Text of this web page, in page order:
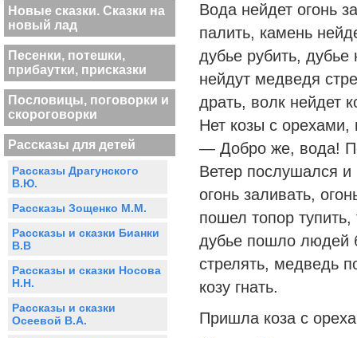
Новые сказки. Сказки на
новый лад
Песенки, потешки,
прибаутки, присказки
Пословицы, поговорки и
скороговорки
Рассказы для детей
Рассказы Драгунского
В.Ю.
Рассказы Зощенко М.М.
Рассказы и сказки Бианки
В.В
Рассказы и сказки Носова
Н.Н.
Рассказы и сказки
Осеевой В.А.
Вода нейдет огонь
палить, камень
дубье рубить,
нейдут медведя
драть, волк нейдет
Нет козы с орехами,
— Добро же, вода!
Ветер послушался
огонь заливать,
пошел топор
дубье пошло людей
стрелять, медведь
козу гнать.
Пришла коза с